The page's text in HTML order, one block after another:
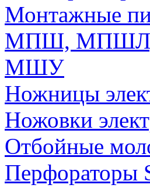
Монтажные
МПШ,
МШУ
Ножницы
Ножовки
Отбойные
Перфораторы